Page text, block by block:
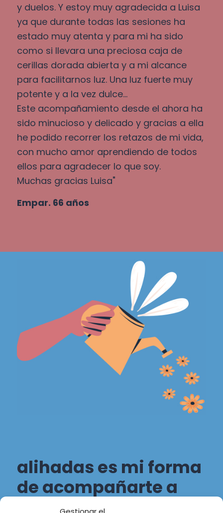
y duelos. Y estoy muy agradecida a Luisa
ya que durante todas las sesiones ha
estado muy atenta y para mi ha sido
como si llevara una preciosa caja de
cerillas dorada abierta y a mi alcance
para facilitarnos luz. Una luz fuerte muy
potente y a la vez dulce...
Este acompañamiento desde el ahora ha
sido minucioso y delicado y gracias a ella
he podido recorrer los retazos de mi vida,
con mucho amor aprendiendo de todos
ellos para agradecer lo que soy.
Muchas gracias Luisa"
Empar. 66 años
alihadas es mi forma
de acompañarte a
transitar tu propio